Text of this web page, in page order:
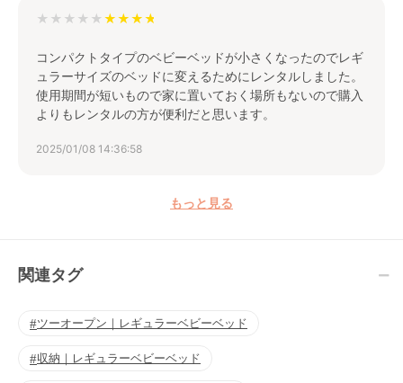
★★★★★
コンパクトタイプのベビーベッドが小さくなったのでレギ
ュラーサイズのベッドに変えるためにレンタルしました。
使用期間が短いもので家に置いておく場所もないので購入
よりもレンタルの方が便利だと思います。
2025/01/08 14:36:58
もっと見る
関連タグ
ツーオープン｜レギュラーベビーベッド
収納｜レギュラーベビーベッド